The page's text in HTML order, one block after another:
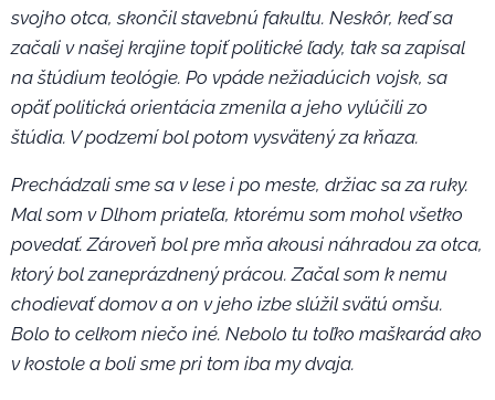
svojho otca, skončil stavebnú fakultu. Neskôr, keď sa
začali v našej krajine topiť politické ľady, tak sa zapísal
na štúdium teológie. Po vpáde nežiadúcich vojsk, sa
opäť politická orientácia zmenila a jeho vylúčili zo
štúdia. V podzemí bol potom vysvätený za kňaza.
Prechádzali sme sa v lese i po meste, držiac sa za ruky.
Mal som v Dlhom priateľa, ktorému som mohol všetko
povedať. Zároveň bol pre mňa akousi náhradou za otca,
ktorý bol zaneprázdnený prácou. Začal som k nemu
chodievať domov a on v jeho izbe slúžil svätú omšu.
Bolo to celkom niečo iné. Nebolo tu toľko maškarád ako
v kostole a boli sme pri tom iba my dvaja.